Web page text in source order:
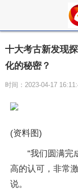
十大考古新发现
化的秘密？
时间：2023-04-17
(资料图)
“我们圆满完
高的认可，非常
说。